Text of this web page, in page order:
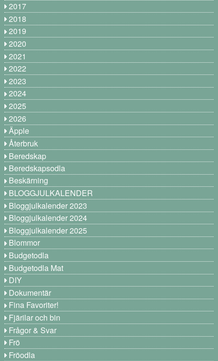
2017
2018
2019
2020
2021
2022
2023
2024
2025
2026
Äpple
Återbruk
Beredskap
Beredskapsodla
Beskärning
BLOGGJULKALENDER
Bloggjulkalender 2023
Bloggjulkalender 2024
Bloggjulkalender 2025
Blommor
Budgetodla
Budgetodla Mat
DIY
Dokumentär
Fina Favoriter!
Fjärilar och bin
Frågor & Svar
Frö
Fröodla